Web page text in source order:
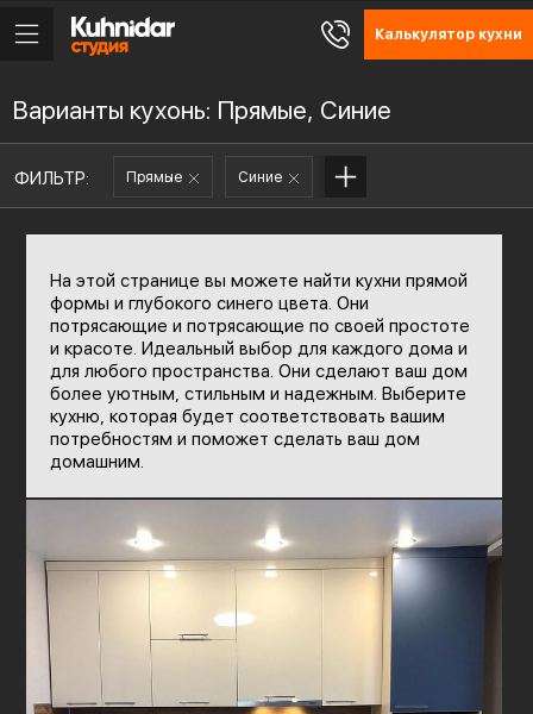
Калькулятор кухни
Варианты кухонь: Прямые, Синие
ФИЛЬТР: Прямые Синие
На этой странице вы можете найти кухни прямой
формы и глубокого синего цвета. Они
потрясающие и потрясающие по своей простоте
и красоте. Идеальный выбор для каждого дома и
для любого пространства. Они сделают ваш дом
более уютным, стильным и надежным. Выберите
кухню, которая будет соответствовать вашим
потребностям и поможет сделать ваш дом
домашним.